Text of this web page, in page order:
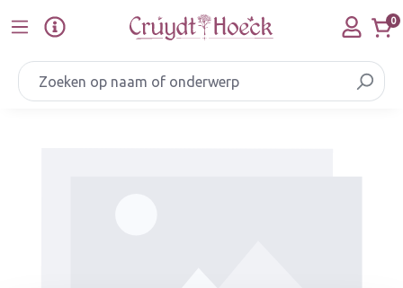
Ga naar de hoofdinhoud 0